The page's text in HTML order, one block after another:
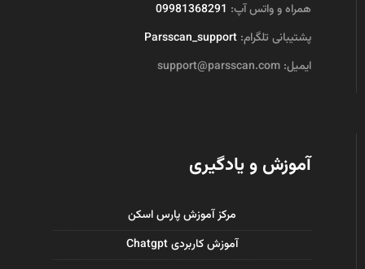
همراه و واتس آپ: 09981368291
پشتیبانی تلگرام: Parsscan_support
ایمیل: support@parsscan.com
آموزش و یادگیری
مرکز آموزش پارس اسکن
آموزش کاربردی Chatgpt